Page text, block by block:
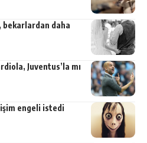
daha
Juventus’la mı
engeli istedi